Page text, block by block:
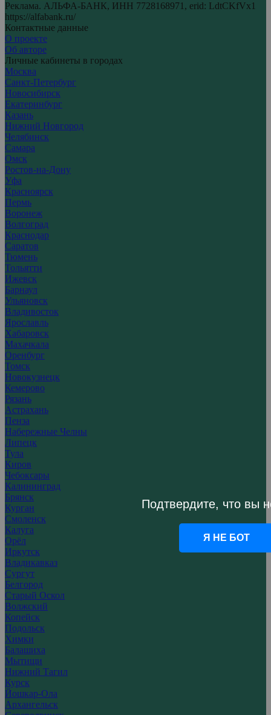
Реклама. АЛЬФА-БАНК, ИНН 7728168971, erid: LdtCKfVx1
https://alfabank.ru/
Контактные данные
О проекте
Об авторе
Личные кабинеты в городах
Москва
Санкт-Петербург
Новосибирск
Екатеринбург
Казань
Нижний Новгород
Челябинск
Самара
Омск
Ростов-на-Дону
Уфа
Красноярск
Пермь
Воронеж
Волгоград
Краснодар
Саратов
Тюмень
Тольятти
Ижевск
Барнаул
Ульяновск
Владивосток
Ярославль
Хабаровск
Махачкала
Оренбург
Томск
Новокузнецк
Кемерово
Рязань
Астрахань
Пенза
Набережные Челны
Липецк
Тула
Киров
Чебоксары
Калининград
Брянск
Курган
Смоленск
Калуга
Орёл
Иркутск
Владикавказ
Сургут
Белгород
Старый Оскол
Волжский
Копейск
Подольск
Химки
Балашиха
Мытищи
Нижний Тагил
Курск
Йошкар-Ола
Архангельск
Подтвердите, что вы
Я НЕ БОТ